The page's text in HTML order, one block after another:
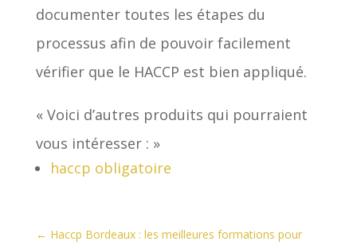
documenter toutes les étapes du
processus afin de pouvoir facilement
vérifier que le HACCP est bien appliqué.
« Voici d’autres produits qui pourraient
vous intéresser : »
haccp obligatoire
← Haccp Bordeaux : les meilleures formations pour